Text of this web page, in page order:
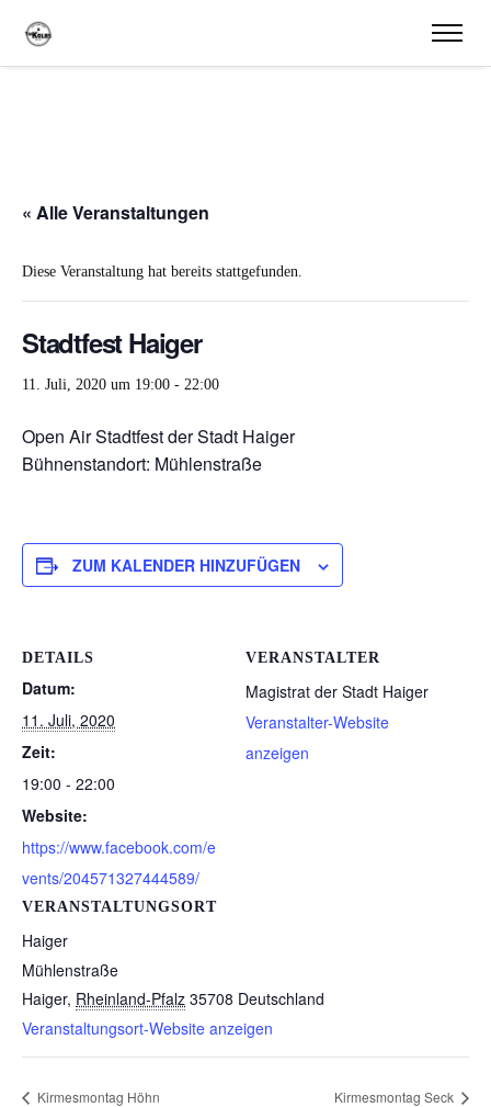
« Alle Veranstaltungen
Diese Veranstaltung hat bereits stattgefunden.
Stadtfest Haiger
11. Juli, 2020 um 19:00 - 22:00
Open Air Stadtfest der Stadt Haiger
Bühnenstandort: Mühlenstraße
ZUM KALENDER HINZUFÜGEN
DETAILS
Datum:
11. Juli, 2020
Zeit:
19:00 - 22:00
Website:
https://www.facebook.com/e
vents/204571327444589/
VERANSTALTUNGSORT
Haiger
Mühlenstraße
Haiger, Rheinland-Pfalz 35708 Deutschland
Veranstaltungsort-Website anzeigen
VERANSTALTER
Magistrat der Stadt Haiger
Veranstalter-Website
anzeigen
Kirmesmontag Höhn Kirmesmontag Seck